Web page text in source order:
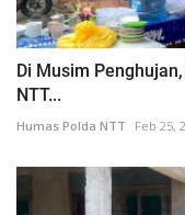
Di Musim
NTT...
Humas Polda NTT Feb 25,